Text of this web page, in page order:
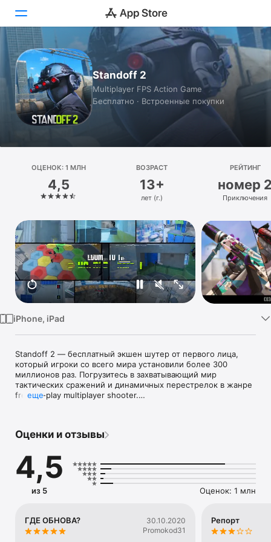
Сегодня
Игры
Приложения
Платформа
iPhone
iPad
Mac
Watch
TV
Standoff 2
Multiplayer FPS Action Game
Бесплатно · Встроенные покупки
ОЦЕНОК: 1 МЛН
4,5
ВОЗРАСТ
13+
лет (г.)
РЕЙТИНГ
номер
Приключения
iPhone, iPad
Standoff 2 — бесплатный экшен шутер от первого лица,
который игроки со всего мира установили более 300
миллионов раз. Погрузитесь в захватывающий мир
тактических сражений и динамичных перестрелок в жанре
free-to-play multiplayer shooter.
проработанным картам — от живописных гор Province до
предлагает уникальные условия для захватывающих
противостояний.
ПРИМИТЕ УЧАСТИЕ В ПЕРЕСТРЕЛКЕ
Ощутите полное погружение в реалистичную битву в
огнестрельного оружия, включая снайперские винтовки
AWM и M40, пистолеты Deagle и USP и культовые AKR и
еще
Оценки и отзывы
4,5
из 5 Оценок: 1 млн
ГДЕ ОБНОВА?
30.10.2020
Promokod31
Репорт